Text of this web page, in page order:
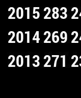
2015283
2014269
2013271